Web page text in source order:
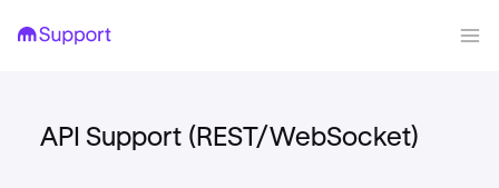
API Support (REST/WebSocket)